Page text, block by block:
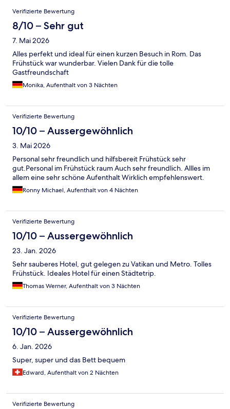
Bewertungen
Verifizierte Bewertung
8/10 – Sehr gut
7. Mai 2026
Alles perfekt und ideal für einen kurzen Besuch in Rom. Das
Frühstück war wunderbar. Vielen Dank für die tolle
Gastfreundschaft
Monika, Aufenthalt von 3 Nächten
Verifizierte Bewertung
10/10 – Aussergewöhnlich
3. Mai 2026
Personal sehr freundlich und hilfsbereit Frühstück sehr
gut.Personal im Frühstück raum Auch sehr freundlich. Allles im
allem eine sehr schöne Aufenthalt Wirklich empfehlenswert.
Ronny Michael, Aufenthalt von 4 Nächten
Verifizierte Bewertung
10/10 – Aussergewöhnlich
23. Jan. 2026
Sehr sauberes Hotel, gut gelegen zu Vatikan und Metro. Tolles
Frühstück. Ideales Hotel für einen Städtetrip.
Thomas Werner, Aufenthalt von 3 Nächten
Verifizierte Bewertung
10/10 – Aussergewöhnlich
6. Jan. 2026
Super, super und das Bett bequem
Edward, Aufenthalt von 2 Nächten
Verifizierte Bewertung